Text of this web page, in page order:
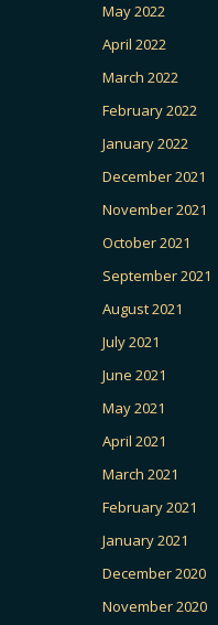
May 2022
April 2022
March 2022
February 2022
January 2022
December 2021
November 2021
October 2021
September 2021
August 2021
July 2021
June 2021
May 2021
April 2021
March 2021
February 2021
January 2021
December 2020
November 2020